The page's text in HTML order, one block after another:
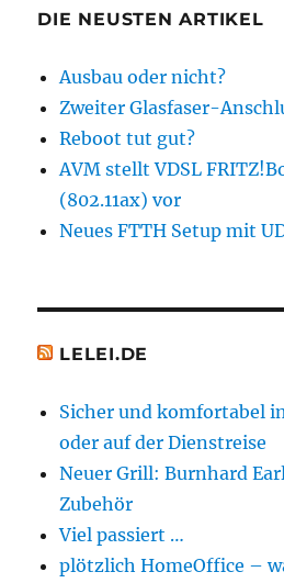
DIE NEUSTEN ARTIKEL
Ausbau oder nicht?
Zweiter Glasfaser-
Reboot tut gut?
AVM stellt VDSL
(802.11ax) vor
Neues FTTH Setup mit
LELEI.DE
Sicher und komfortabel
oder auf der Dienstreise
Neuer Grill: Burnhard
Zubehör
Viel passiert …
plötzlich HomeOffice –